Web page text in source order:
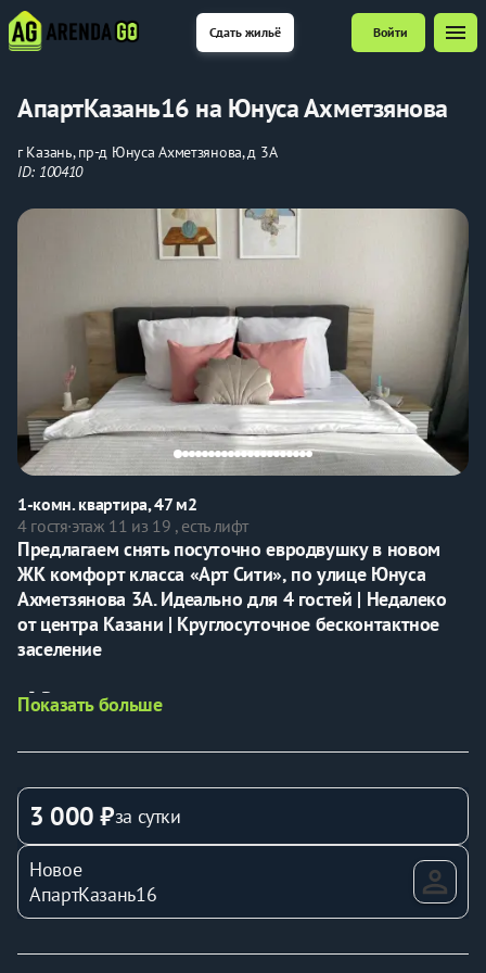
Сдать жильё Войти menu
АпартКазань16 на Юнуса Ахметзянова
г Казань, пр-д Юнуса Ахметзянова, д 3А
ID: 100410
1-комн. квартира, 47 м2
4 гостя·этаж 11 из 19 , есть лифт
Предлагаем снять посуточно евродвушку в новом
ЖК комфорт класса «Арт Сити», по улице Юнуса
Ахметзянова 3А. Идеально для 4 гостей | Недалеко
от центра Казани | Круглосуточное бесконтактное
заселение
📍 Расположение
шезлонгами
- Супермаркеты «Верный», «Бехетле», «Пятерочка»
- Круглосуточные магазины, столовые
- 5 мин езды — аквапарк «Ривьера», Глазная клиника
Расческов
- 15 мин езды — Казанский ипподром,
развлекательный комплекс, «Корстон»
Показать больше
3 000 ₽за сутки
Новое
АпартКазань16